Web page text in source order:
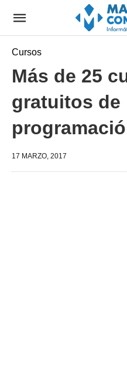
Cursos
Más de 25
gratuitos de
17 MARZO, 2017